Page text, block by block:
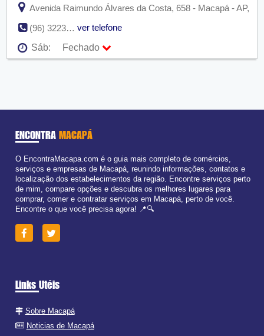
Avenida Raimundo Álvares da Costa, 658 - Macapá - AP,
(96) 3223-3394
ver telefone
Sáb:
Fechado
Seg:
09:00 - 18:00
Fechado
ENCONTRA MACAPÁ
O EncontraMacapa.com é o guia mais completo de comércios,
serviços e empresas de Macapá, reunindo informações, contatos e
localização dos estabelecimentos da região. Encontre serviços perto
de mim, compare opções e descubra os melhores lugares para
comprar, comer e contratar serviços em Macapá, perto de você.
Encontre o que você precisa agora! 📍🔍
Links Utéis
Sobre Macapá
Noticias de Macapá